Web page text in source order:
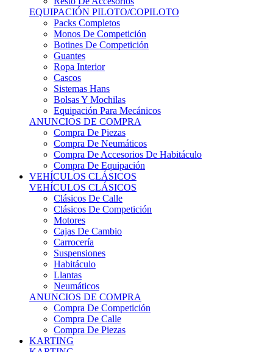
EQUIPACIÓN PILOTO/COPILOTO
Packs Completos
Monos De Competición
Botines De Competición
Guantes
Ropa Interior
Cascos
Sistemas Hans
Bolsas Y Mochilas
Equipación Para Mecánicos
ANUNCIOS DE COMPRA
Compra De Piezas
Compra De Neumáticos
Compra De Accesorios De Habitáculo
Compra De Equipación
VEHÍCULOS CLÁSICOS
VEHÍCULOS CLÁSICOS
Clásicos De Calle
Clásicos De Competición
Motores
Cajas De Cambio
Carrocería
Suspensiones
Habitáculo
Llantas
Neumáticos
ANUNCIOS DE COMPRA
Compra De Competición
Compra De Calle
Compra De Piezas
KARTING